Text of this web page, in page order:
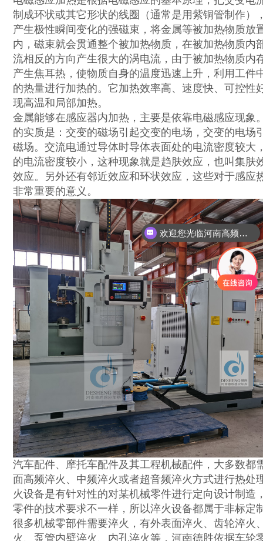
制成环状或其它形状的线圈（通常是用紫铜管制作）
产生极性瞬间变化的强磁束，将金属等被加热物质放
内，磁束就会贯通整个被加热物质，在被加热物质内
流相反的方向产生很大的涡电流，由于被加热物质内
产生焦耳热，使物质自身的温度迅速上升，利用工件
的热量进行加热的。它加热效率高、速度快、可控性
现高温和局部加热。
金属能够在感应器内加热，主要是依靠电磁感应现象
的实质是：交变的磁场引起交变的电场，交变的电场
磁场。交流电通过导体时导体表面处的电流密度较大
的电流密度较小，这种现象就是趋肤效应，也叫集肤
效应。另外还有邻近效应和环状效应，这些对于感应
非常重要的意义。
汽车配件、摩托车配件及其工程机械配件，大多数都
面高频淬火、中频淬火或者超音频淬火方式进行热处
火设备是有针对性的对某机械零件进行定向设计制造
零件的技术要求不一样，所以淬火设备都属于非标定
很多机械零部件需要淬火，有外表面淬火、齿轮淬火
火、泵管内壁淬火、内孔淬火等，河南德胜依据车轮